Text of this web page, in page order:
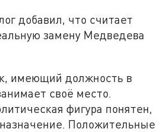
добавил, что считает
замену Медведева
имеющий должность в
своё место.
фигура понятен,
Положительные